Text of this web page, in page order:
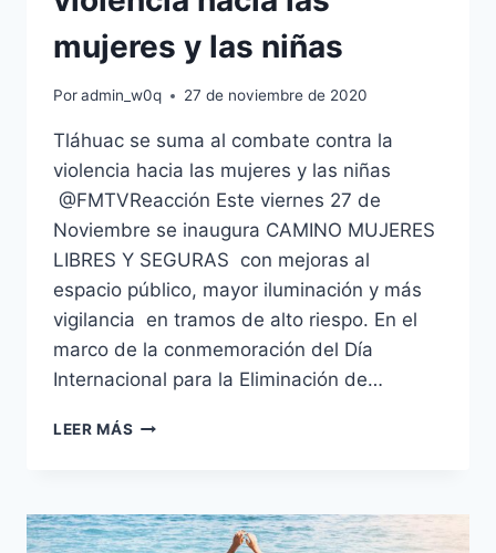
mujeres y las niñas
Poradmin_w0q 27 de noviembre de 2020
Tláhuac se suma al combate contra la
violencia hacia las mujeres y las niñas
@FMTVReacción Este viernes 27 de
Noviembre se inaugura CAMINO MUJERES
LIBRES Y SEGURAS con mejoras al
espacio público, mayor iluminación y más
vigilancia en tramos de alto riespo. En el
marco de la conmemoración del Día
Internacional para la Eliminación de…
LEER MÁS TLÁHUAC
COMBATE
CONTRA